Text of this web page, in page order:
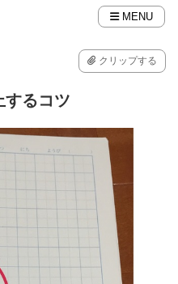
MENU
クリップする
するコツ